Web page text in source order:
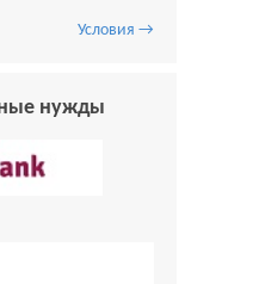
Условия →
нужды